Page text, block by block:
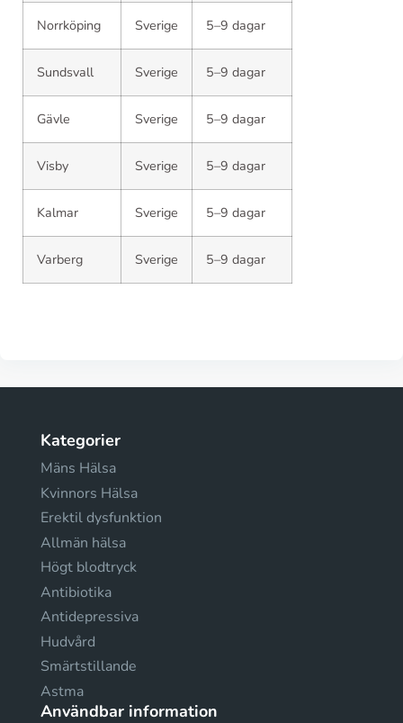
Norrköping Sverige 5–9 dagar
Sundsvall Sverige 5–9 dagar
Gävle Sverige 5–9 dagar
Visby Sverige 5–9 dagar
Kalmar Sverige 5–9 dagar
Varberg Sverige 5–9 dagar
Kategorier
Mäns Hälsa
Kvinnors Hälsa
Erektil dysfunktion
Allmän hälsa
Högt blodtryck
Antibiotika
Antidepressiva
Hudvård
Smärtstillande
Astma
Användbar information